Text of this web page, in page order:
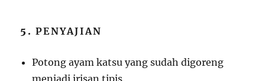
5.PENYAJIAN
Potong ayam katsu yang sudah digoreng